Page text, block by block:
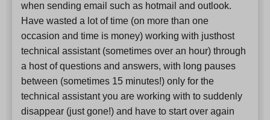
when sending email such as hotmail and outlook.
Have wasted a lot of time (on more than one
occasion and time is money) working with justhost
technical assistant (sometimes over an hour) through
a host of questions and answers, with long pauses
between (sometimes 15 minutes!) only for the
technical assistant you are working with to suddenly
disappear (just gone!) and have to start over again